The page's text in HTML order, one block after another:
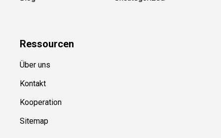
Ressourcen
Über uns
Kontakt
Kooperation
Sitemap